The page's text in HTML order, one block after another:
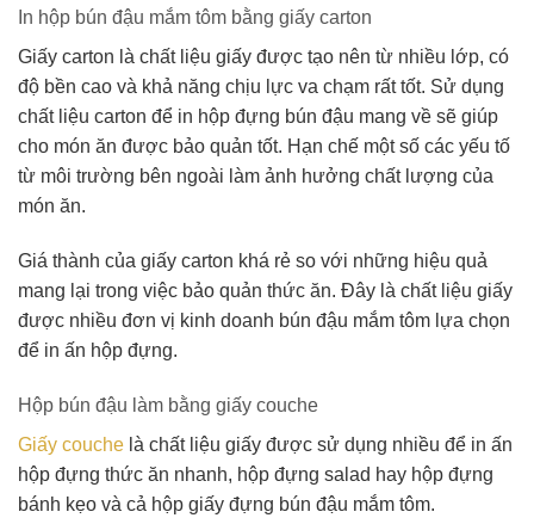
In hộp bún đậu mắm tôm bằng giấy carton
Giấy carton là chất liệu giấy được tạo nên từ nhiều lớp, có
độ bền cao và khả năng chịu lực va chạm rất tốt. Sử dụng
chất liệu carton để in hộp đựng bún đậu mang về sẽ giúp
cho món ăn được bảo quản tốt. Hạn chế một số các yếu tố
từ môi trường bên ngoài làm ảnh hưởng chất lượng của
món ăn.
Giá thành của giấy carton khá rẻ so với những hiệu quả
mang lại trong việc bảo quản thức ăn. Đây là chất liệu giấy
được nhiều đơn vị kinh doanh bún đậu mắm tôm lựa chọn
để in ấn hộp đựng.
Hộp bún đậu làm bằng giấy couche
Giấy couche là chất liệu giấy được sử dụng nhiều để in ấn
hộp đựng thức ăn nhanh, hộp đựng salad hay hộp đựng
bánh kẹo và cả hộp giấy đựng bún đậu mắm tôm.